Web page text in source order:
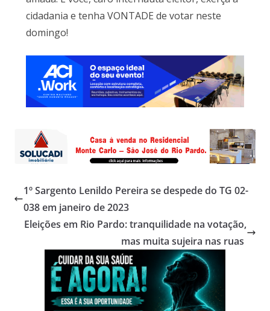
cidadania e tenha VONTADE de votar neste
domingo!
1º Sargento Lenildo Pereira se despede do TG 02-
038 em janeiro de 2023
Eleições em Rio Pardo: tranquilidade na votação,
mas muita sujeira nas ruas